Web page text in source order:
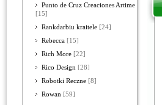
Punto de Cruz Creaciones Artime
[15]
Rankdarbiu kraitele [24]
Rebecca [15]
Rich More [22]
Rico Design [28]
Robotki Reczne [8]
Rowan [59]